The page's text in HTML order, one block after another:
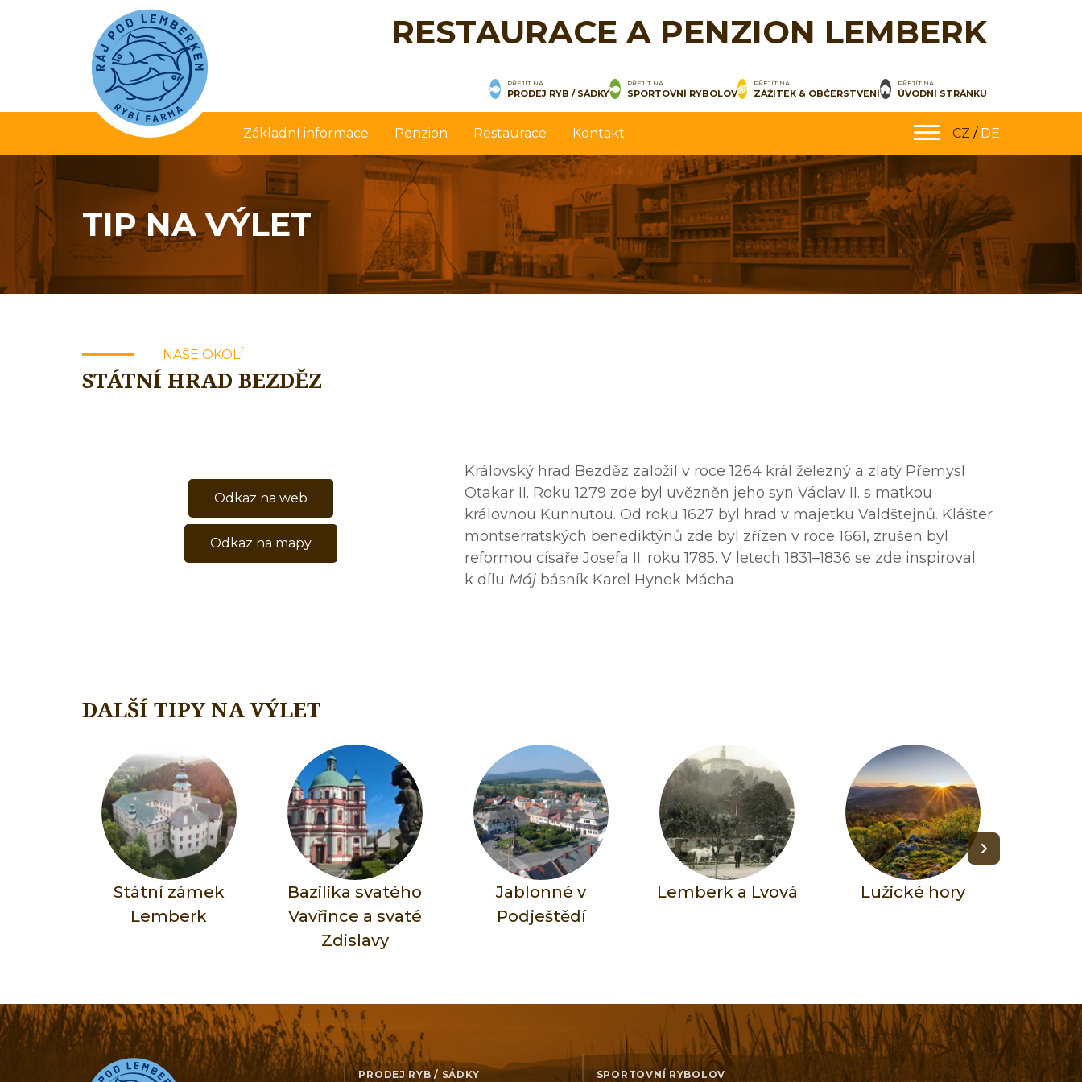
RESTAURACE A PENZION LEMBERK
PŘEJÍT NA
PRODEJ RYB / SÁDKY
PŘEJÍT NA
SPORTOVNÍ RYBOLOV
PŘEJÍT NA
ZÁŽITEK & OBČERSTVENÍ
PŘEJÍT NA
ÚVODNÍ STRÁNKU
Základní informace Penzion Restaurace Kontakt CZ / DE
TIP NA VÝLET
NAŠE OKOLÍ
STÁTNÍ HRAD BEZDĚZ
Odkaz na web
Odkaz na mapy
Královský hrad Bezděz založil v roce 1264 král železný a zlatý Přemysl
Otakar II. Roku 1279 zde byl uvězněn jeho syn Václav II. s matkou
královnou Kunhutou. Od roku 1627 byl hrad v majetku Valdštejnů. Klášter
montserratských benediktýnů zde byl zřízen v roce 1661, zrušen byl
reformou císaře Josefa II. roku 1785. V letech 1831–1836 se zde inspiroval
k dílu Máj básník Karel Hynek Mácha
DALŠÍ TIPY NA VÝLET
Státní zámek
Lemberk
Bazilika svatého
Vavřince a svaté
Zdislavy
Jablonné v
Podještědí
Lemberk a Lvová Lužické hory
PRODEJ RYB / SÁDKY SPORTOVNÍ RYBOLOV